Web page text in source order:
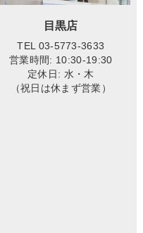
目黒店
TEL 03-5773-3633
営業時間: 10:30-19:30
定休日: 水・木
（祝日は休まず営業）